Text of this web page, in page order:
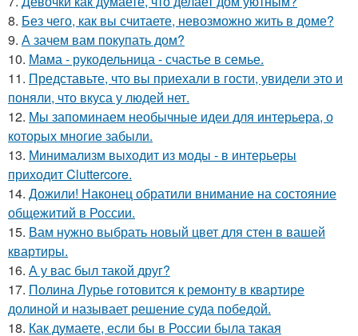
8. Без чего, как вы считаете, невозможно жить в доме?
9. А зачем вам покупать дом?
10. Мама - рукодельница - счастье в семье.
11. Представьте, что вы приехали в гости, увидели это и
поняли, что вкуса у людей нет.
12. Мы запоминаем необычные идеи для интерьера, о
которых многие забыли.
13. Минимализм выходит из моды - в интерьеры
приходит Cluttercore.
14. Дожили! Наконец обратили внимание на состояние
общежитий в России.
15. Вам нужно выбрать новый цвет для стен в вашей
квартиры.
16. А у вас был такой друг?
17. Полина Лурье готовится к ремонту в квартире
долиной и называет решение суда победой.
18. Как думаете, если бы в России была такая